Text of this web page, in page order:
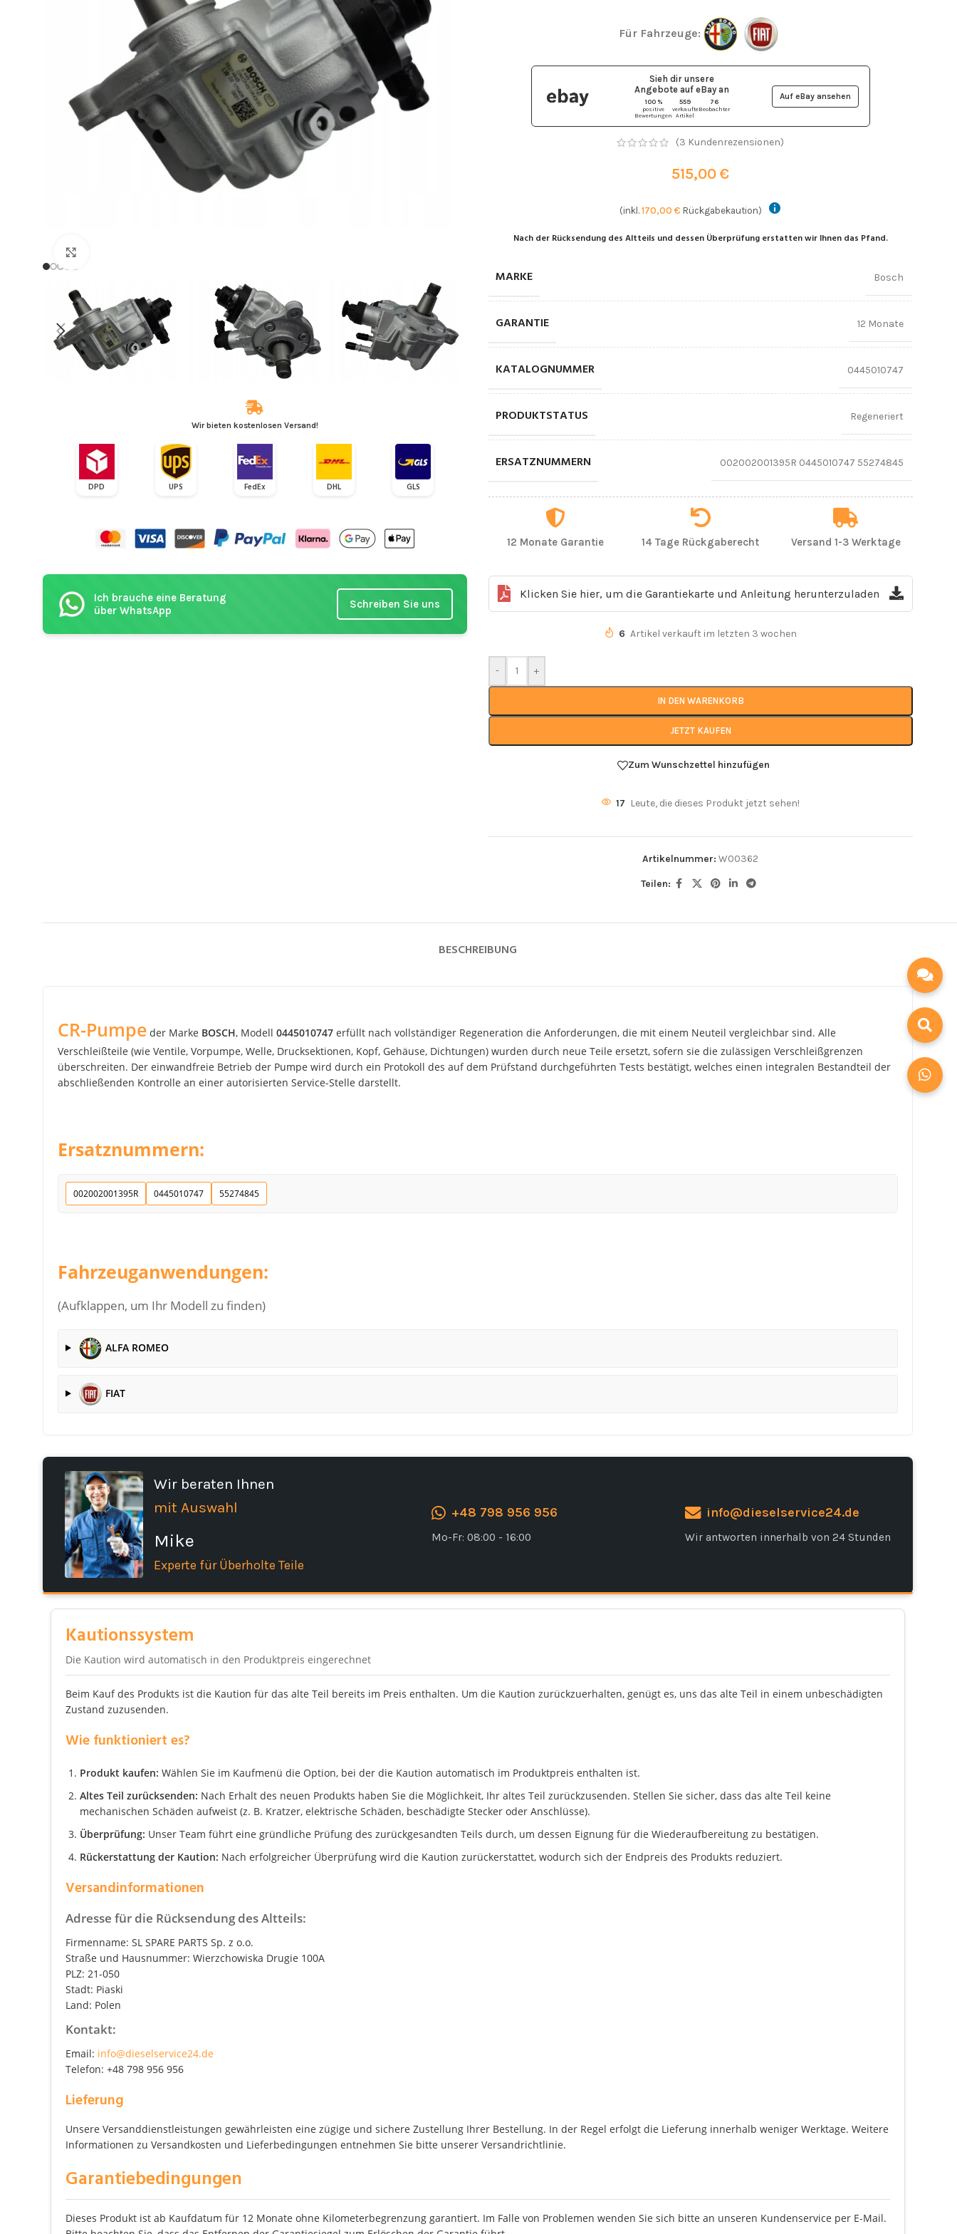
Wir bieten kostenlosen Versand!
DPD UPS FedEx DHL GLS
Ich brauche eine Beratung
über WhatsApp
Schreiben Sie uns
Für Fahrzeuge:
Sieh dir unsere
Angebote auf eBay an
100 %
positive
Bewertungen
559
verkaufte
Artikel
76
Beobachter
Auf eBay ansehen
(3 Kundenrezensionen)
515,00€
(inkl. 170,00 € Rückgabekaution)
Nach der Rücksendung des Altteils und dessen Überprüfung erstatten wir Ihnen das Pfand.
MARKE Bosch
GARANTIE 12 Monate
KATALOGNUMMER 0445010747
PRODUKTSTATUS Regeneriert
ERSATZNUMMERN 002002001395R 0445010747 55274845
12 Monate Garantie 14 Tage Rückgaberecht Versand 1-3 Werktage
Klicken Sie hier, um die Garantiekarte und Anleitung herunterzuladen
6 Artikel verkauft im letzten 3 wochen
- +
IN DEN WARENKORB
JETZT KAUFEN
Zum Wunschzettel hinzufügen
17 Leute, die dieses Produkt jetzt sehen!
Artikelnummer:W00362
Teilen:
BESCHREIBUNG
CR-Pumpe der Marke BOSCH, Modell 0445010747 erfüllt nach vollständiger Regeneration die Anforderungen, die mit einem Neuteil vergleichbar sind. Alle
Verschleißteile (wie Ventile, Vorpumpe, Welle, Drucksektionen, Kopf, Gehäuse, Dichtungen) wurden durch neue Teile ersetzt, sofern sie die zulässigen Verschleißgrenzen
überschreiten. Der einwandfreie Betrieb der Pumpe wird durch ein Protokoll des auf dem Prüfstand durchgeführten Tests bestätigt, welches einen integralen Bestandteil der
abschließenden Kontrolle an einer autorisierten Service-Stelle darstellt.
Ersatznummern:
002002001395R 0445010747 55274845
Fahrzeuganwendungen:
(Aufklappen, um Ihr Modell zu finden)
ALFA ROMEO
FIAT
Wir beraten Ihnen
mit Auswahl
Mike
Experte für Überholte Teile
+48 798 956 956
Mo-Fr: 08:00 - 16:00
info@dieselservice24.de
Wir antworten innerhalb von 24 Stunden
Kautionssystem
Die Kaution wird automatisch in den Produktpreis eingerechnet
Beim Kauf des Produkts ist die Kaution für das alte Teil bereits im Preis enthalten. Um die Kaution zurückzuerhalten, genügt es, uns das alte Teil in einem unbeschädigten
Zustand zuzusenden.
Wie funktioniert es?
Produkt kaufen: Wählen Sie im Kaufmenü die Option, bei der die Kaution automatisch im Produktpreis enthalten ist.
Altes Teil zurücksenden: Nach Erhalt des neuen Produkts haben Sie die Möglichkeit, Ihr altes Teil zurückzusenden. Stellen Sie sicher, dass das alte Teil keine
mechanischen Schäden aufweist (z. B. Kratzer, elektrische Schäden, beschädigte Stecker oder Anschlüsse).
Überprüfung: Unser Team führt eine gründliche Prüfung des zurückgesandten Teils durch, um dessen Eignung für die Wiederaufbereitung zu bestätigen.
Rückerstattung der Kaution: Nach erfolgreicher Überprüfung wird die Kaution zurückerstattet, wodurch sich der Endpreis des Produkts reduziert.
Versandinformationen
Adresse für die Rücksendung des Altteils:
Firmenname: SL SPARE PARTS Sp. z o.o.
Straße und Hausnummer: Wierzchowiska Drugie 100A
PLZ: 21-050
Stadt: Piaski
Land: Polen
Kontakt:
Email: info@dieselservice24.de
Telefon: +48 798 956 956
Lieferung
Unsere Versanddienstleistungen gewährleisten eine zügige und sichere Zustellung Ihrer Bestellung. In der Regel erfolgt die Lieferung innerhalb weniger Werktage. Weitere
Informationen zu Versandkosten und Lieferbedingungen entnehmen Sie bitte unserer Versandrichtlinie.
Garantiebedingungen
Dieses Produkt ist ab Kaufdatum für 12 Monate ohne Kilometerbegrenzung garantiert. Im Falle von Problemen wenden Sie sich bitte an unseren Kundenservice per E-Mail.